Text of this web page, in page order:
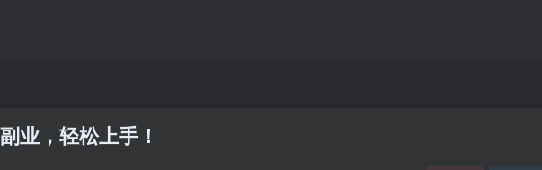
业，轻松上手！